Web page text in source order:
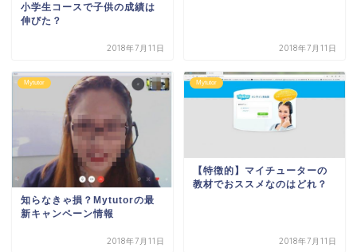
小学生コースで子供の成績は
伸びた？
2018年7月11日 2018年7月11日
Mytutor
知らなきゃ損？Mytutorの最
新キャンペーン情報
2018年7月11日
Mytutor
【特徴的】マイチューターの
教材でおススメなのはどれ？
2018年7月11日